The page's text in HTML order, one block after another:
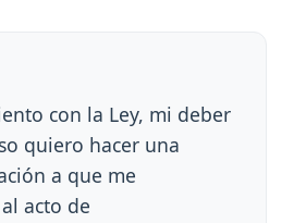
con la Ley, mi deber
quiero hacer una
a que me
acto de